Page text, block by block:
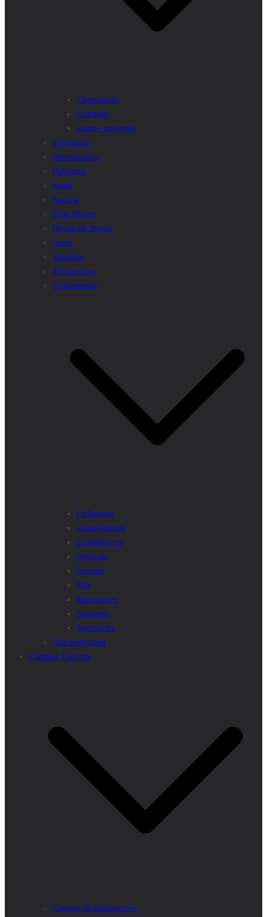
Chroniques
Critiques
Lettres ouvertes
Economie
International
Politique
Santé
Société
Faits Divers
Revue de Presse
Sport
Stratégie
Technology
Evenements
Colloques
Compétitions
Conférences
Festivals
Forums
Prix
Rencontres
Sommets
Spectacles
Uncategorised
Campus Univers
Centres de Recherches